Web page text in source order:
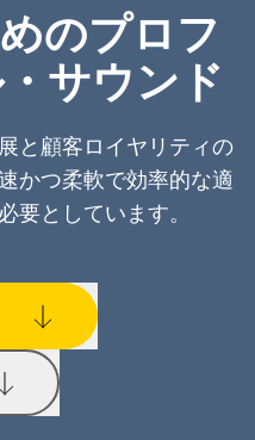
のプロフ
サウンド
と顧客ロイヤリティの
かつ柔軟で効率的な適
要としています。